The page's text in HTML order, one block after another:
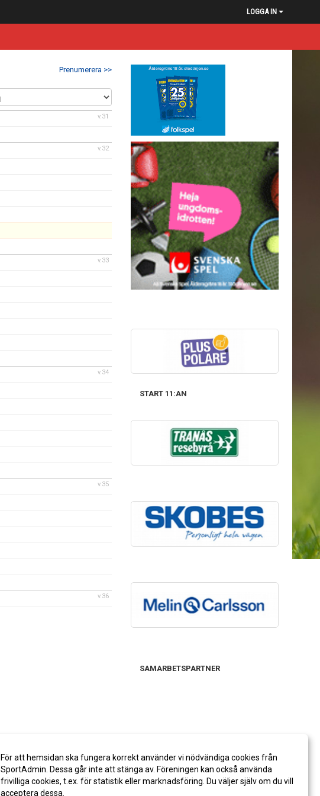
LOGGA IN
Prenumerera >>
v.31
v.32
v.33
v.34
v.35
v.36
START 11:AN
SAMARBETSPARTNER
För att hemsidan ska fungera korrekt använder vi nödvändiga cookies från
SportAdmin. Dessa går inte att stänga av. Föreningen kan också använda
frivilliga cookies, t.ex. för statistik eller marknadsföring. Du väljer själv om du vill
acceptera dessa.